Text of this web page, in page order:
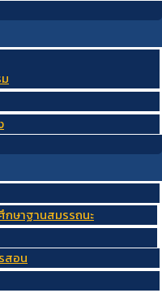
กษาฐานสมรรถนะ
สอน